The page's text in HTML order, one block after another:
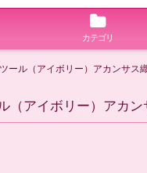
カテゴリ
ール（アイボリー）アカンサ
（アイボリー）アカ